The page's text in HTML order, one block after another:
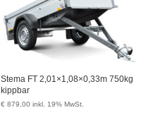
Stema FT 2,01×1,08×0,33m 750kg
kippbar
€ 879,00 inkl. 19% MwSt.